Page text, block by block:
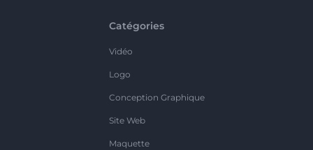
Catégories
Vidéo
Logo
Conception Graphique
Site Web
Maquette